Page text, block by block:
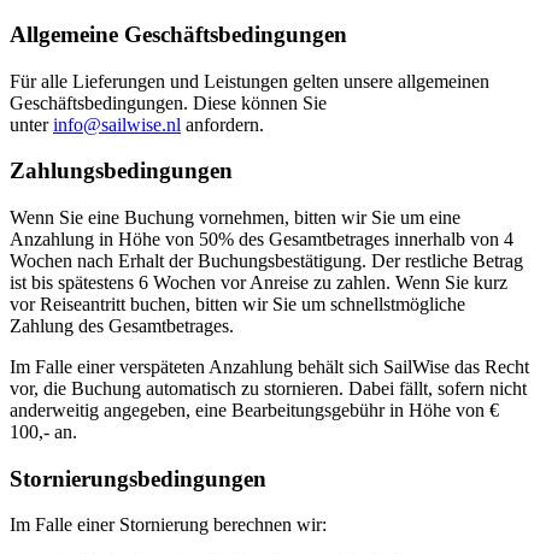
Allgemeine Geschäftsbedingungen
Für alle Lieferungen und Leistungen gelten unsere allgemeinen
Geschäftsbedingungen. Diese können Sie
unterinfo@sailwise.nl anfordern.
Zahlungsbedingungen
Wenn Sie eine Buchung vornehmen, bitten wir Sie um eine
Anzahlung in Höhe von 50% des Gesamtbetrages innerhalb von 4
Wochen nach Erhalt der Buchungsbestätigung. Der restliche Betrag
ist bis spätestens 6 Wochen vor Anreise zu zahlen. Wenn Sie kurz
vor Reiseantritt buchen, bitten wir Sie um schnellstmögliche
Zahlung des Gesamtbetrages.
Im Falle einer verspäteten Anzahlung behält sich SailWise das Recht
vor, die Buchung automatisch zu stornieren. Dabei fällt, sofern nicht
anderweitig angegeben, eine Bearbeitungsgebühr in Höhe von €
100,- an.
Stornierungsbedingungen
Im Falle einer Stornierung berechnen wir: